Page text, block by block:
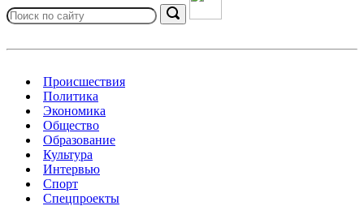
for:
Search
Происшествия
Политика
Экономика
Общество
Образование
Культура
Интервью
Спорт
Спецпроекты